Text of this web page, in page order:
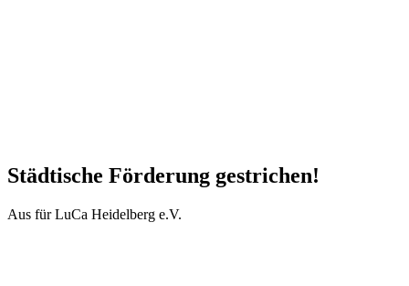
Städtische Förderung gestrichen!
Aus für LuCa Heidelberg e.V.